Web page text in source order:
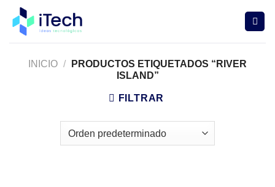
Saltar
contenido
INICIO /
PRODUCTOS ETIQUETADOS “RIVER
ISLAND”
FILTRAR